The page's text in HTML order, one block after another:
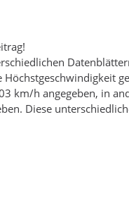
Höchstgeschwindigkeit
km/h angegeben, in
Diese